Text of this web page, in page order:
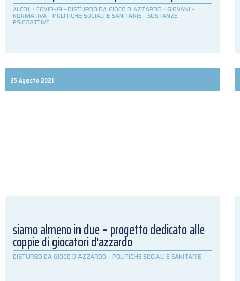
ALCOL - COVID-19 - DISTURBO DA GIOCO D'AZZARDO - GIOVANI -
NORMATIVA - POLITICHE SOCIALI E SANITARIE - SOSTANZE
PSICOATTIVE
25 Agosto 2021
siamo almeno in due – progetto dedicato alle
coppie di giocatori d'azzardo
DISTURBO DA GIOCO D'AZZARDO - POLITICHE SOCIALI E SANITARIE